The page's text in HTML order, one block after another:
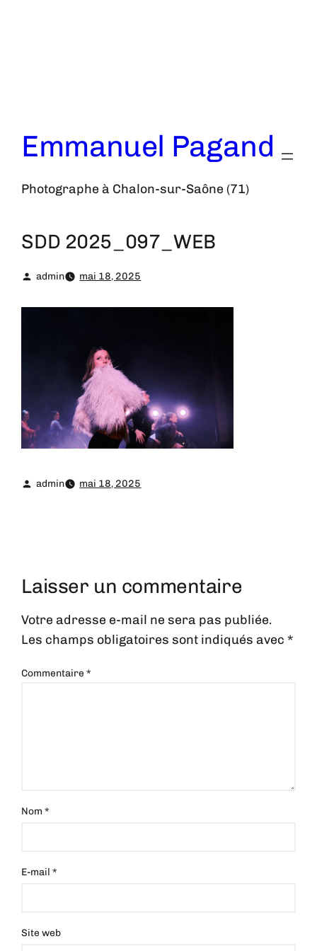
Emmanuel Pagand
Photographe à Chalon-sur-Saône (71)
SDD 2025_097_WEB
admin mai 18, 2025
admin mai 18, 2025
Laisser un commentaire
Votre adresse e-mail ne sera pas publiée.
Les champs obligatoires sont indiqués avec*
Commentaire*
Nom*
E-mail*
Site web